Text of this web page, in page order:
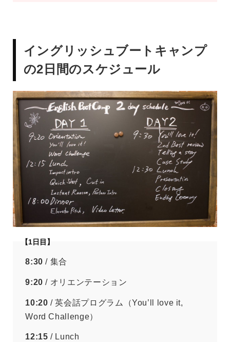
イングリッシュブートキャンプ
の2日間のスケジュール
【1日目】
8:30 / 集合
9:20 / オリエンテーション
10:20 / 英会話プログラム（You’ll love it,
Word Challenge）
12:15 / Lunch